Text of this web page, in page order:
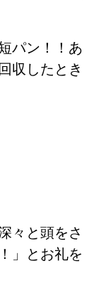
パン！！あ
収したとき
々と頭をさ
」とお礼を